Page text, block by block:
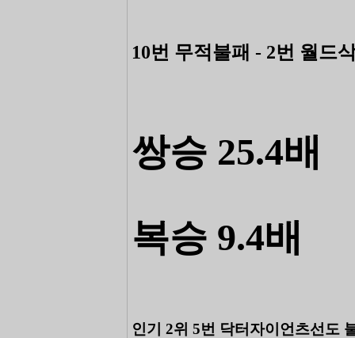
10번 무적불패 - 2번 월드
쌍승 25.4배
복승 9.4배
인기 2위 5번 닥터자이언츠선도